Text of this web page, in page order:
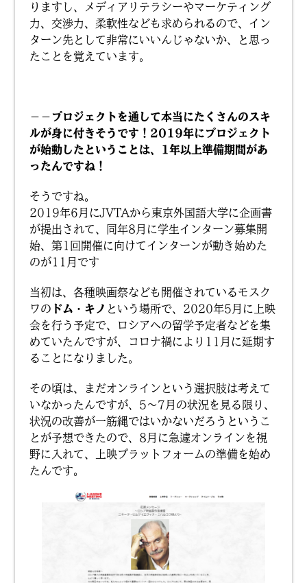
りますし、メディアリテラシーやマーケティング
力、交渉力、柔軟性なども求められるので、イン
ターン先として非常にいいんじゃないか、と思っ
たことを覚えています。
－－プロジェクトを通して本当にたくさんのスキ
ルが身に付きそうです！2019年にプロジェクト
が始動したということは、1年以上準備期間があ
ったんですね！
そうですね。
2019年6月にJVTAから東京外国語大学に企画書
が提出されて、同年8月に学生インターン募集開
始、第1回開催に向けてインターンが動き始めた
のが11月です
当初は、各種映画祭なども開催されているモスク
ワの ドム・キノ という場所で、2020年5月に上映
会を行う予定で、ロシアへの留学予定者などを集
めていたんですが、コロナ禍により11月に延期す
ることになりました。
その頃は、まだオンラインという選択肢は考えて
いなかったんですが、5〜7月の状況を見る限り、
状況の改善が一筋縄ではいかないだろうというこ
とが予想できたので、8月に急遽オンラインを視
野に入れて、上映プラットフォームの準備を始め
たんです。